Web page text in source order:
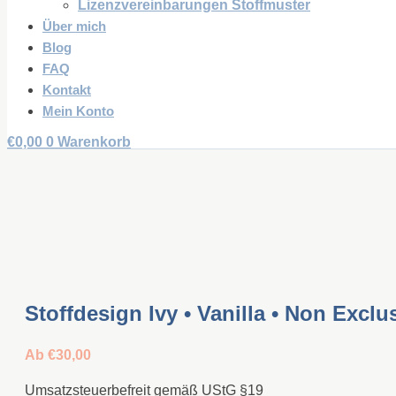
Lizenzvereinbarungen Stoffmuster
Über mich
Blog
FAQ
Kontakt
Mein Konto
€0,00 0 Warenkorb
Stoffdesign Ivy • Vanilla • Non
Ab €30,00
Umsatzsteuerbefreit gemäß UStG §19